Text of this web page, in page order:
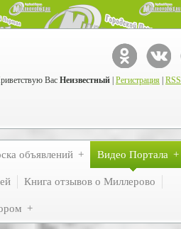
Вас Неизвестный Регистрация RSS
объявлений Видео Портала
Книга отзывов о Миллерово